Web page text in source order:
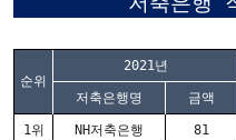
순위
2021년
저축은행명 금액
1위 NH저축은행 81